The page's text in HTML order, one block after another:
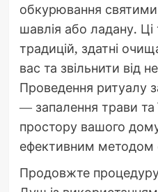
обкурювання
шавлія або ладану. Ці
традицій, здатні
вас та звільнити від
Проведення ритуалу
— запалення трави та
простору вашого
ефективним методом
Продовжте